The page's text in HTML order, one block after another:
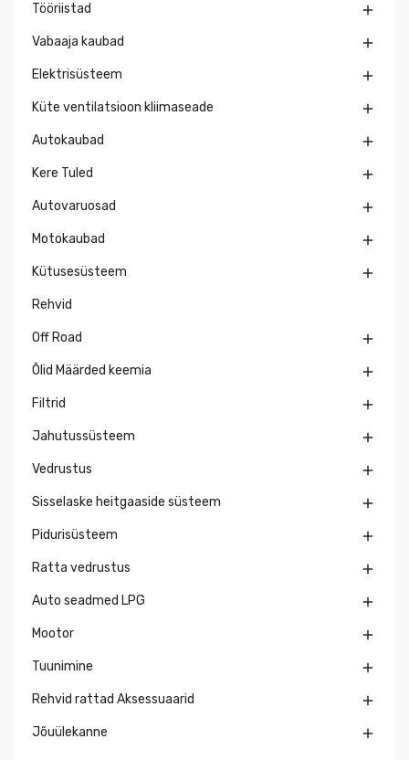
Tööriistad 
Vabaaja kaubad 
Elektrisüsteem 
Küte ventilatsioon kliimaseade 
Autokaubad 
Kere Tuled 
Autovaruosad 
Motokaubad 
Kütusesüsteem 
Rehvid
Off Road 
Õlid Määrded keemia 
Filtrid 
Jahutussüsteem 
Vedrustus 
Sisselaske heitgaaside süsteem 
Pidurisüsteem 
Ratta vedrustus 
Auto seadmed LPG 
Mootor 
Tuunimine 
Rehvid rattad Aksessuaarid 
Jõuülekanne 